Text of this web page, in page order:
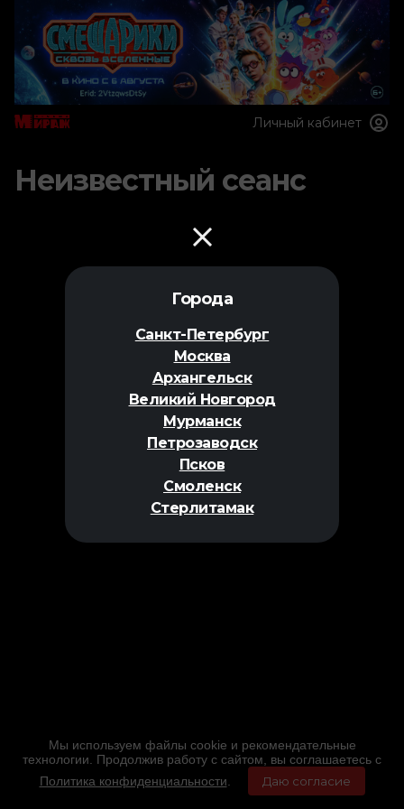
Города
Санкт-Петербург
Москва
Архангельск
Великий Новгород
Мурманск
Петрозаводск
Псков
Смоленск
Стерлитамак
Личный кабинет
Неизвестный сеанс
Мы используем файлы cookie и рекомендательные
технологии. Продолжив работу с сайтом, вы соглашаетесь с
Политика конфиденциальности
Даю согласие